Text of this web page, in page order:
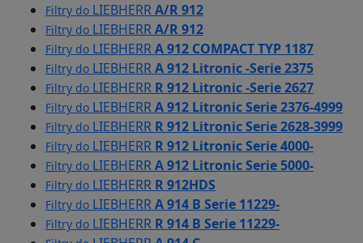
Filtry do LIEBHERRA/R 912
Filtry do LIEBHERRA/R 912
Filtry do LIEBHERRA 912 COMPACT TYP 1187
Filtry do LIEBHERRA 912 Litronic -Serie 2375
Filtry do LIEBHERR R 912 Litronic -Serie 2627
Filtry do LIEBHERRA 912 Litronic Serie 2376-4999
Filtry do LIEBHERR R 912 Litronic Serie 2628-3999
Filtry do LIEBHERR R 912 Litronic Serie 4000-
Filtry do LIEBHERRA 912 Litronic Serie 5000-
Filtry do LIEBHERR R 912HDS
Filtry do LIEBHERRA 914 B Serie 11229-
Filtry do LIEBHERR R 914 B Serie 11229-